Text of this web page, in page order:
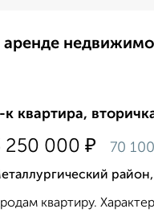
к квартира,
250 000 ₽ 70 100
квартиру.